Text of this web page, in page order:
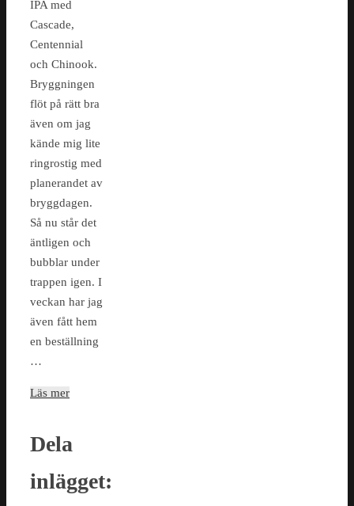
IPA med
Cascade,
Centennial
och Chinook.
Bryggningen
flöt på rätt bra
även om jag
kände mig lite
ringrostig med
planerandet av
bryggdagen.
Så nu står det
äntligen och
bubblar under
trappen igen. I
veckan har jag
även fått hem
en beställning
…
Läs mer
Dela
inlägget: